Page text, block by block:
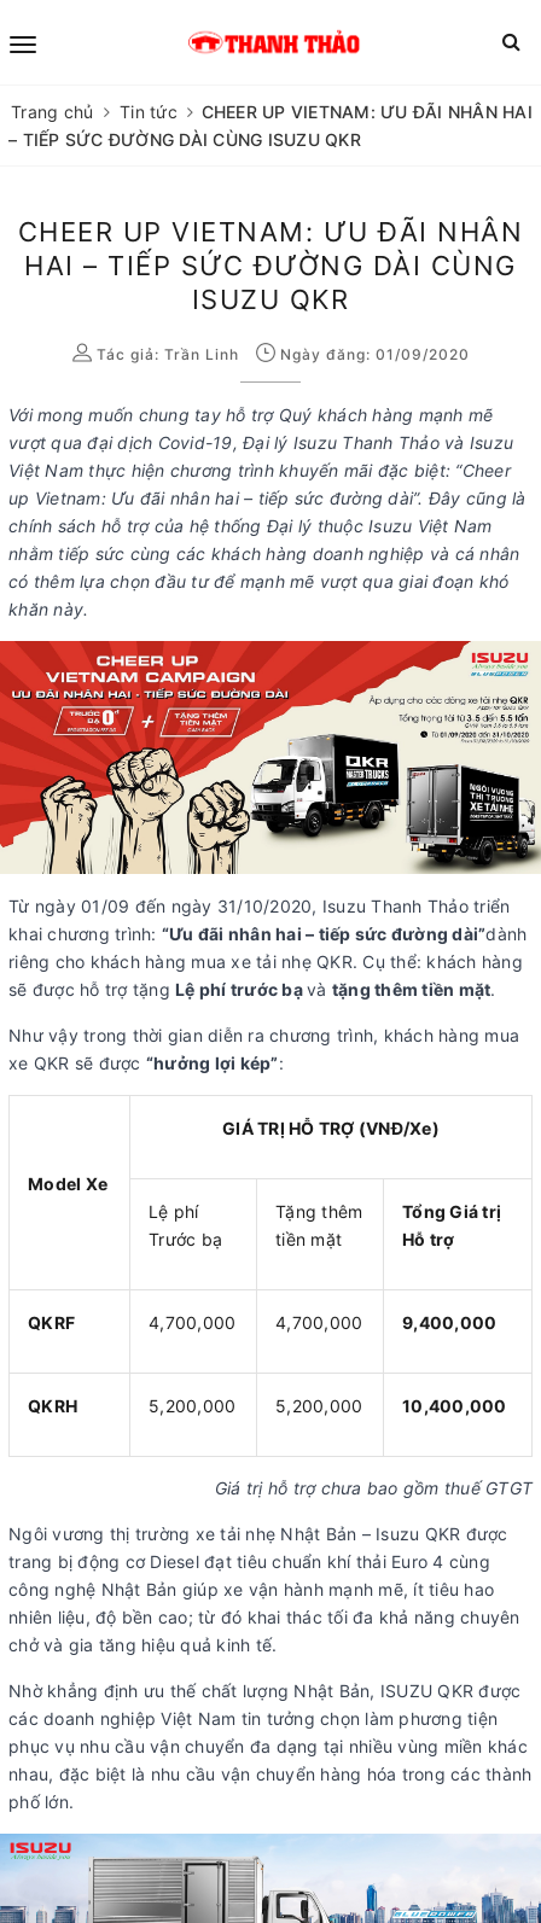
Trang chủ Tin tức
CHEER UP VIETNAM: ƯU ĐÃI NHÂN HAI
– TIẾP SỨC ĐƯỜNG DÀI CÙNG ISUZU QKR
CHEER UP VIETNAM: ƯU ĐÃI NHÂN
HAI – TIẾP SỨC ĐƯỜNG DÀI CÙNG
ISUZU QKR
Tác giả: Trần Linh Ngày đăng: 01/09/2020
Với mong muốn chung tay hỗ trợ Quý khách hàng mạnh mẽ
vượt qua đại dịch Covid-19, Đại lý Isuzu Thanh Thảo và Isuzu
Việt Nam thực hiện chương trình khuyến mãi đặc biệt: “Cheer
up Vietnam: Ưu đãi nhân hai – tiếp sức đường dài”. Đây cũng là
chính sách hỗ trợ của hệ thống Đại lý thuộc Isuzu Việt Nam
nhằm tiếp sức cùng các khách hàng doanh nghiệp và cá nhân
có thêm lựa chọn đầu tư để mạnh mẽ vượt qua giai đoạn khó
khăn này.
Từ ngày 01/09 đến ngày 31/10/2020, Isuzu Thanh Thảo triển
khai chương trình: “Ưu đãi nhân hai – tiếp sức đường dài”dành
riêng cho khách hàng mua xe tải nhẹ QKR. Cụ thể: khách hàng
sẽ được hỗ trợ tặng Lệ phí trước bạvà tặng thêm tiền mặt.
Như vậy trong thời gian diễn ra chương trình, khách hàng mua
xe QKR sẽ được “hưởng lợi kép”:
Model Xe
GIÁ TRỊ HỖ TRỢ (VNĐ/Xe)
Lệ phí
Trước bạ
Tặng thêm
tiền mặt
Tổng Giá trị
Hỗ trợ
QKRF 4,700,000 4,700,000 9,400,000
QKRH 5,200,000 5,200,000 10,400,000
Giá trị hỗ trợ chưa bao gồm thuế GTGT
Ngôi vương thị trường xe tải nhẹ Nhật Bản – Isuzu QKR được
trang bị động cơ Diesel đạt tiêu chuẩn khí thải Euro 4 cùng
công nghệ Nhật Bản giúp xe vận hành mạnh mẽ, ít tiêu hao
nhiên liệu, độ bền cao; từ đó khai thác tối đa khả năng chuyên
chở và gia tăng hiệu quả kinh tế.
Nhờ khẳng định ưu thế chất lượng Nhật Bản, ISUZU QKR được
các doanh nghiệp Việt Nam tin tưởng chọn làm phương tiện
phục vụ nhu cầu vận chuyển đa dạng tại nhiều vùng miền khác
nhau, đặc biệt là nhu cầu vận chuyển hàng hóa trong các thành
phố lớn.